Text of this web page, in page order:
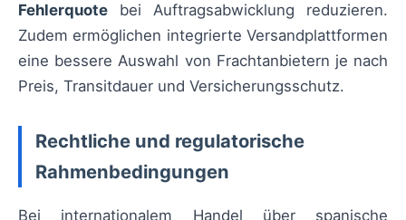
Fehlerquote bei Auftragsabwicklung reduzieren.
Zudem ermöglichen integrierte Versandplattformen
eine bessere Auswahl von Frachtanbietern je nach
Preis, Transitdauer und Versicherungsschutz.
Rechtliche und regulatorische
Rahmenbedingungen
Bei internationalem Handel über spanische